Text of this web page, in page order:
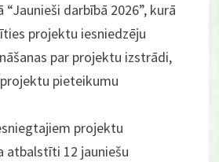
darbībā 2026”, kurā
projektu iesniedzēju
par projektu izstrādi,
pieteikumu
projektu
atbalstīti 12 jauniešu